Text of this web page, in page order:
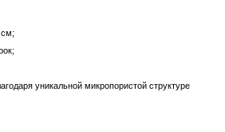
см;
уникальной микропористой структуре